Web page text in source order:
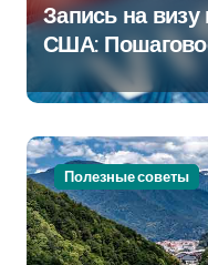
Запись на
США:
Полезные советы